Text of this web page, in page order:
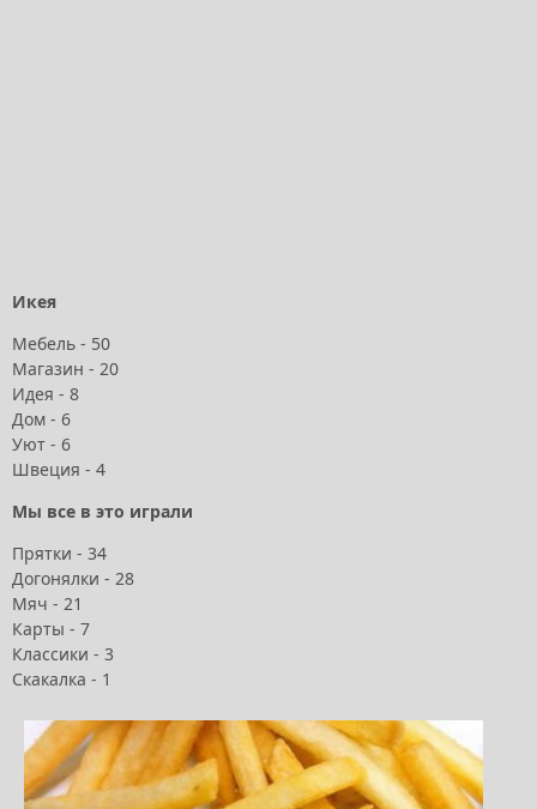
Икея
Мебель - 50
Магазин - 20
Идея - 8
Дом - 6
Уют - 6
Швеция - 4
Мы все в это играли
Прятки - 34
Догонялки - 28
Мяч - 21
Карты - 7
Классики - 3
Скакалка - 1